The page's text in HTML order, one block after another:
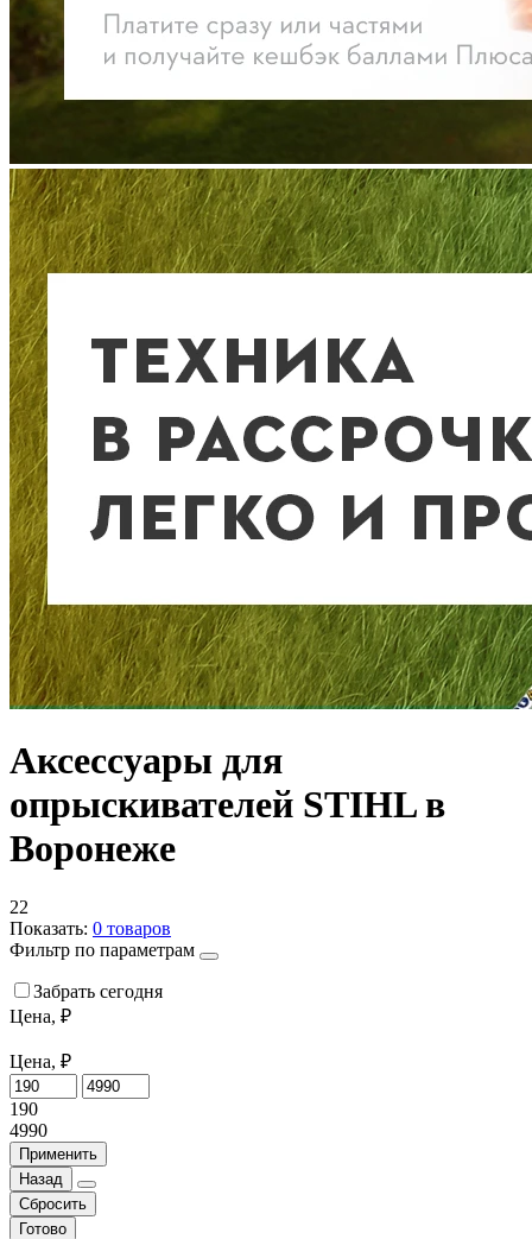
Аксессуары для
опрыскивателей STIHL в
Воронеже
22
Показать: 0 товаров
Фильтр по параметрам
Забрать сегодня
Цена, ₽
Цена, ₽
190
4990
Применить
Назад
Сбросить
Готово